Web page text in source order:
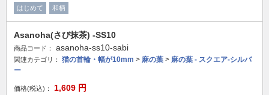
はじめて 和柄
Asanoha(さび抹茶) -SS10
商品コード： asanoha-ss10-sabi
関連カテゴリ： 猫の首輪・幅が10mm > 麻の葉 > 麻の葉 - スクエア-シルバ
ー
価格(税込)： 1,609 円